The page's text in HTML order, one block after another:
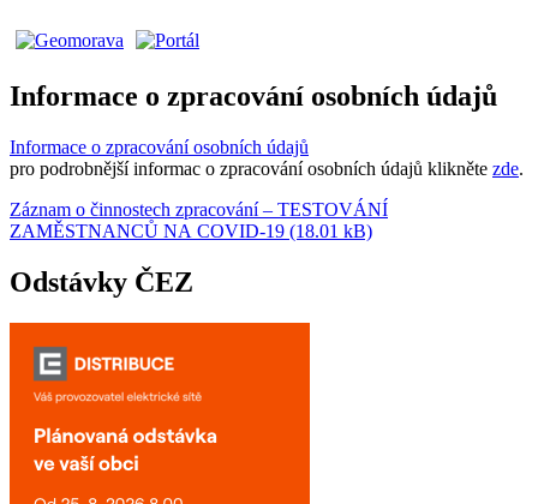
Informace o zpracování osobních údajů
Informace o zpracování osobních údajů
pro podrobnější informac o zpracování osobních údajů klikněte zde.
Záznam o činnostech zpracování – TESTOVÁNÍ
ZAMĚSTNANCŮ NA COVID-19 (18.01 kB)
Odstávky ČEZ